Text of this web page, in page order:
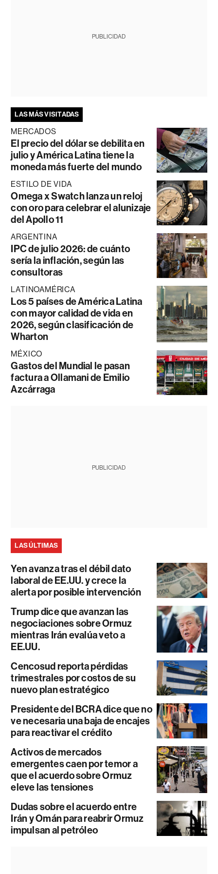
PUBLICIDAD
LAS MÁS VISITADAS
MERCADOS
El precio del dólar se debilita en
julio y América Latina tiene la
moneda más fuerte del mundo
ESTILO DE VIDA
Omega x Swatch lanza un reloj
con oro para celebrar el alunizaje
del Apollo 11
ARGENTINA
IPC de julio 2026: de cuánto
sería la inflación, según las
consultoras
LATINOAMÉRICA
Los 5 países de América Latina
con mayor calidad de vida en
2026, según clasificación de
Wharton
MÉXICO
Gastos del Mundial le pasan
factura a Ollamani de Emilio
Azcárraga
PUBLICIDAD
LAS ÚLTIMAS
Yen avanza tras el débil dato
laboral de EE.UU. y crece la
alerta por posible intervención
Trump dice que avanzan las
negociaciones sobre Ormuz
mientras Irán evalúa veto a
EE.UU.
Cencosud reporta pérdidas
trimestrales por costos de su
nuevo plan estratégico
Presidente del BCRA dice que no
ve necesaria una baja de encajes
para reactivar el crédito
Activos de mercados
emergentes caen por temor a
que el acuerdo sobre Ormuz
eleve las tensiones
Dudas sobre el acuerdo entre
Irán y Omán para reabrir Ormuz
impulsan al petróleo